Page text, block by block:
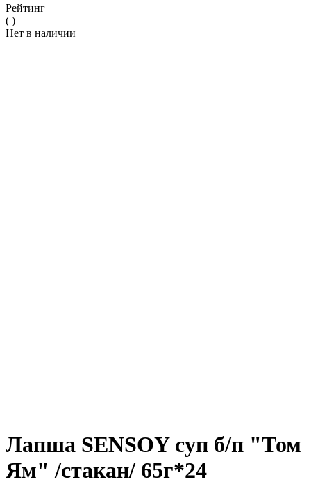
Рейтинг
( )
Нет в наличии
Лапша SENSOY суп б/п "Том
Ям" /стакан/ 65г*24